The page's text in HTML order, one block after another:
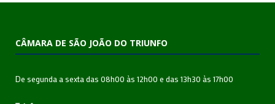
CÂMARA DE SÃO JOÃO DO TRIUNFO
De segunda a sexta das 08h00 às 12h00 e das 13h30 às 17h00